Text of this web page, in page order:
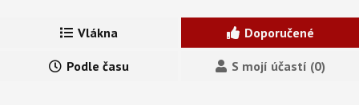
Vlákna Doporučené
Podle času S mojí účastí (0)